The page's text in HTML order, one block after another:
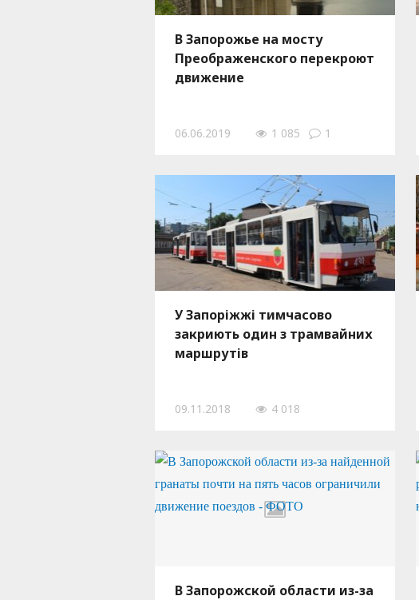
В Запорожье на мосту
Преображенского перекроют
движение
06.06.2019 1 085 1
У Запоріжжі тимчасово
закриють один з трамвайних
маршрутів
09.11.2018 4 018
В Запорожской области из-за